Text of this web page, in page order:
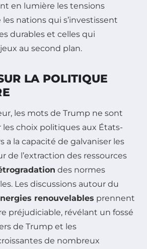
en lumière les tensions
nations qui s’investissent
durables et celles qui
au second plan.
LA POLITIQUE
les mots de Trump ne sont
les choix politiques aux États-
a la capacité de galvaniser les
de l’extraction des ressources
des normes
Les discussions autour du
renouvelables prennent
préjudiciable, révélant un fossé
de Trump et les
de nombreux